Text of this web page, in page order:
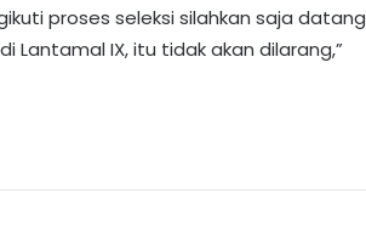
proses seleksi silahkan saja datang
Lantamal IX, itu tidak akan dilarang,”